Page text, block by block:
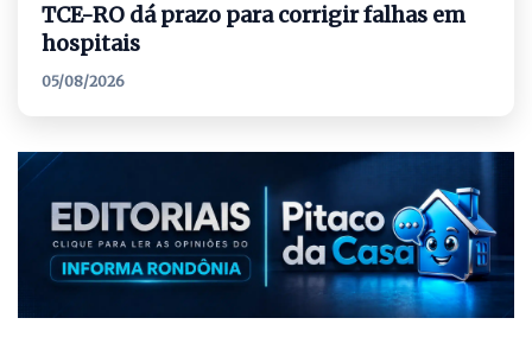
TCE-RO dá prazo para corrigir falhas em
hospitais
05/08/2026